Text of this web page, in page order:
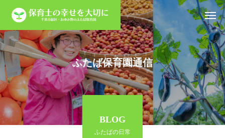
ふたば保育園通信
BLOG
ふたばの日常